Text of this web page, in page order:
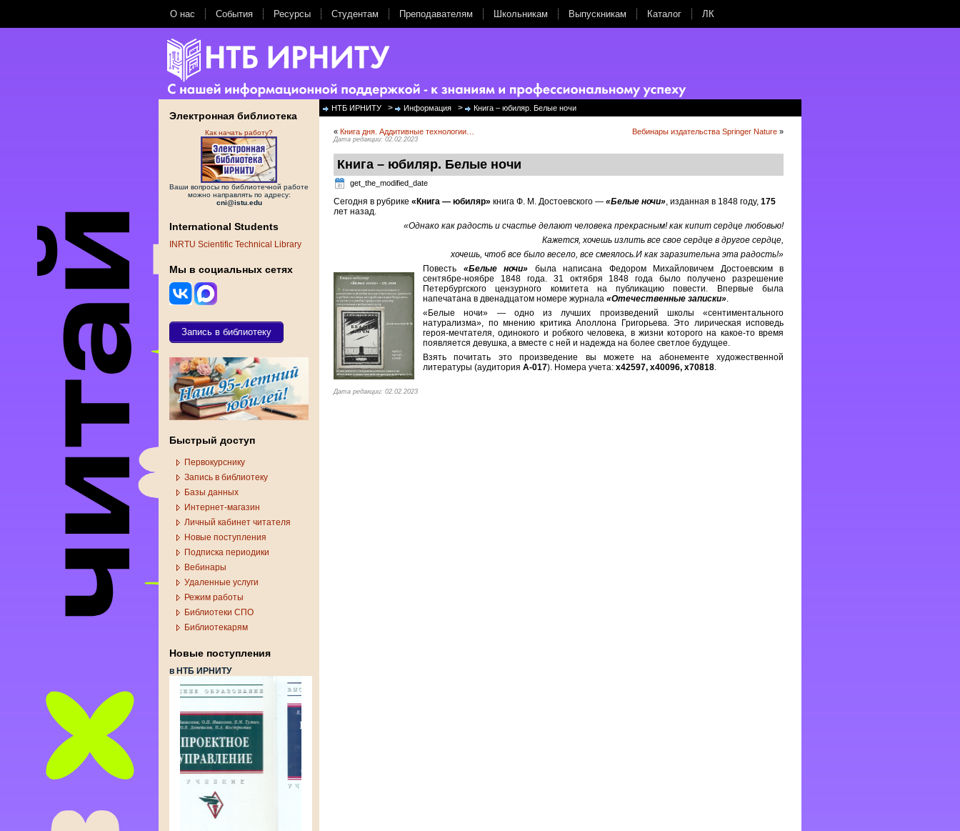
О нас События Ресурсы Студентам Преподавателям Школьникам Выпускникам Каталог ЛК
Электронная библиотека
Как начать работу?
Ваши вопросы по библиотечной работе
можно направлять по адресу:
cni@istu.edu
International Students
INRTU Scientific Technical Library
Мы в социальных сетях
Запись в библиотеку
Быстрый доступ
Первокурснику
Запись в библиотеку
Базы данных
Интернет-магазин
Личный кабинет читателя
Новые поступления
Подписка периодики
Вебинары
Удаленные услуги
Режим работы
Библиотеки СПО
Библиотекарям
Новые поступления
в НТБ ИРНИТУ
НТБ ИРНИТУ > Информация > Книга – юбиляр. Белые ночи
« Книга дня. Аддитивные технологии… Вебинары издательства Springer Nature »
Дата редакции: 02.02.2023
Книга – юбиляр. Белые ночи
get_the_modified_date
Сегодня в рубрике «Книга — юбиляр» книга Ф. М. Достоевского — «Белые ночи», изданная в 1848 году, 175
лет назад.
«Однако как радость и счастье делают человека прекрасным! как кипит сердце любовью!
Кажется, хочешь излить все свое сердце в другое сердце,
хочешь, чтоб все было весело, все смеялось.И как заразительна эта радость!»
Повесть «Белые ночи» была написана Федором Михайловичем Достоевским в
сентябре-ноябре 1848 года. 31 октября 1848 года было получено разрешение
Петербургского цензурного комитета на публикацию повести. Впервые была
напечатана в двенадцатом номере журнала «Отечественные записки».
«Белые ночи» — одно из лучших произведений школы «сентиментального
натурализма», по мнению критика Аполлона Григорьева. Это лирическая исповедь
героя-мечтателя, одинокого и робкого человека, в жизни которого на какое-то время
появляется девушка, а вместе с ней и надежда на более светлое будущее.
Взять почитать это произведение вы можете на абонементе художественной
литературы (аудитория А-017). Номера учета: х42597, х40096, х70818.
Дата редакции: 02.02.2023